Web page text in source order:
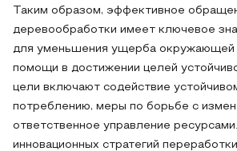
Таким образом, эффективное
деревообработки имеет ключевое
для уменьшения ущерба окружающей
помощи в достижении целей
цели включают содействие
потреблению, меры по борьбе с
ответственное управление
инновационных стратегий